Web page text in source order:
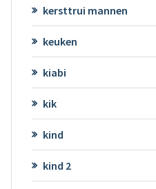
kersttrui mannen
keuken
kiabi
kik
kind
kind 2